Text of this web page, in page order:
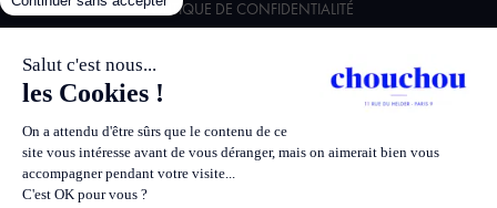
POLITIQUE DE CONFIDENTIALITÉ
CHARTE ENVIRONNEMENTALE